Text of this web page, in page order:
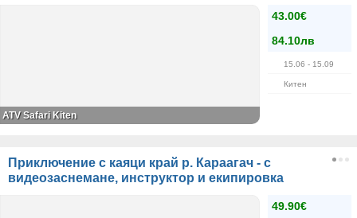
43.00€
84.10лв
15.06 - 15.09
Китен
ATV Safari Kiten
Приключение с каяци край р. Караагач - с
видеозаснемане, инструктор и екипировка
49.90€